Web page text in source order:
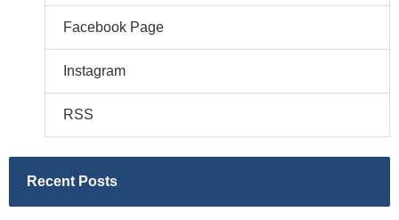
Facebook Page
Instagram
RSS
Recent Posts